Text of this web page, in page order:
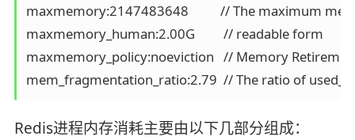
maxmemory:2147483648          // The maximum
maxmemory_human:2.00G         // readable form
maxmemory_policy:noeviction   // Memory
Redis进程内存消耗主要由以下几部分组成：